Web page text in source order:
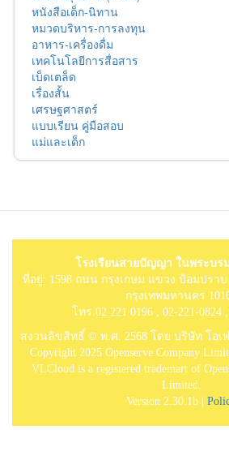
หนังสือเด็ก-นิทาน
หมวดบริหาร-การลงทุน
อาหาร-เครื่องดื่ม
เทคโนโลยีการสื่อสาร
เบ็ดเตล็ด
เรื่องสั้น
เศรษฐศาสตร์
แบบเรียน คู่มือสอบ
แม่และเด็ก
โรงเรียนสายปัญญา ในพระบร
ที่อยู่: 1598 ถนน กรุงเกษม แขวง ป้อมปรา
กรุงเทพมหานคร
โทร.02 221 0196 , 02-221-0824
สงวนลิขสิทธิ์ © พ.ศ. 2568 โดย บริษัท โอ
Copyright 2025 Openserve Company
VLCloud is a registered trademart of
Limited.
Version 2.30.1b |